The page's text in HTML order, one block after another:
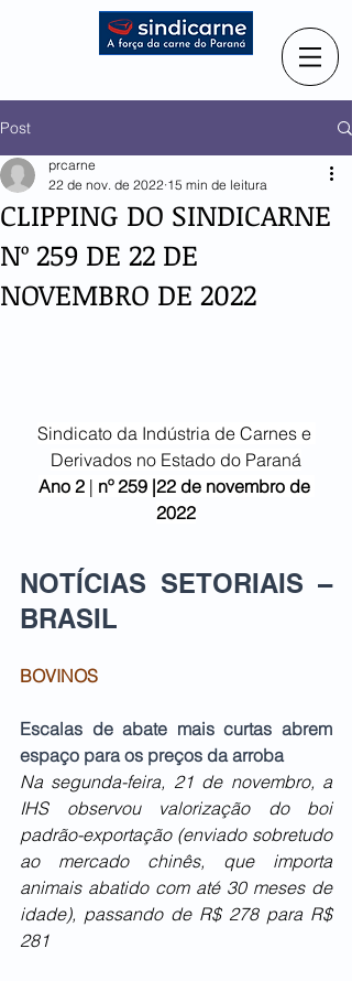
Post
CLIPPING DO SINDICARNE
Nº 259 DE 22 DE
NOVEMBRO DE 2022
prcarne
22 de nov. de 2022 15 min de leitura
Sindicato da Indústria de Carnes e
Derivados no Estado do Paraná
Ano 2 | nº 259 |22 de novembro de
2022
NOTÍCIAS SETORIAIS –
BRASIL
BOVINOS
Escalas de abate mais curtas abrem
espaço para os preços da arroba
Na segunda-feira, 21 de novembro, a
IHS observou valorização do boi
padrão-exportação (enviado sobretudo
ao mercado chinês, que importa
animais abatido com até 30 meses de
idade), passando de R$ 278 para R$
281